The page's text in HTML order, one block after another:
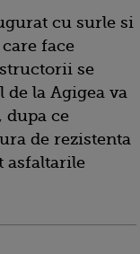
cu surle si
face
se
de la Agigea va
ce
de rezistenta
asfaltarile